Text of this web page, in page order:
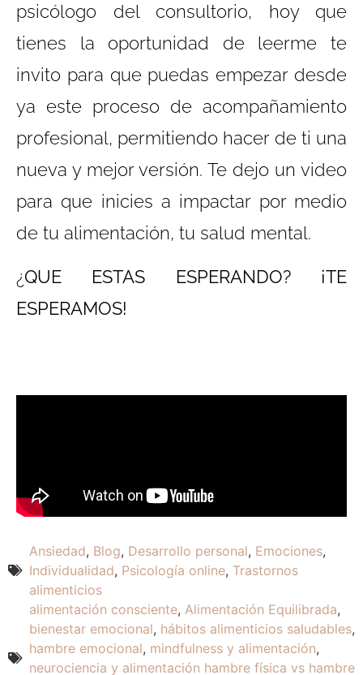
psicólogo del consultorio, hoy que
tienes la oportunidad de leerme te
invito para que puedas empezar desde
ya este proceso de acompañamiento
profesional, permitiendo hacer de ti una
nueva y mejor versión. Te dejo un video
para que inicies a impactar por medio
de tu alimentación, tu salud mental.
¿QUE ESTAS ESPERANDO? ¡TE
ESPERAMOS!
Ansiedad, Blog, Desarrollo personal, Emociones,
Individualidad, Psicología online, Trastornos
alimenticios
alimentación consciente, Alimentación Equilibrada,
bienestar emocional, hábitos alimenticios saludables,
hambre emocional, mindfulness y alimentación,
neurociencia y alimentación hambre física vs hambre